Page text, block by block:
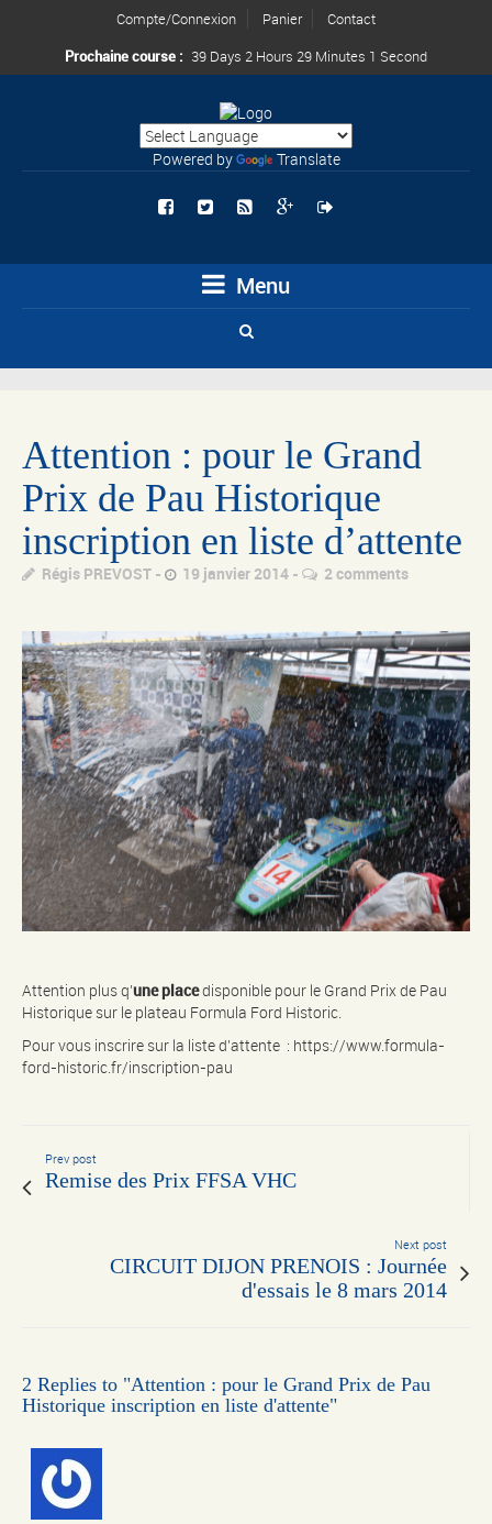
Compte/Connexion Panier
Contact
Prochaine course : 39 Days 2 Hours 29 Minutes 1 Second
Powered by Translate
Menu
Attention : pour le Grand
Prix de Pau Historique
inscription en liste d’attente
Régis PREVOST 19 janvier 2014 2 comments
Attention plus q’une placedisponible pour le Grand Prix de Pau
Historique sur le plateau Formula Ford Historic.
Pour vous inscrire sur la liste d’attente : https://www.formula-
ford-historic.fr/inscription-pau
Prev post
Remise des Prix FFSA VHC
Next post
CIRCUIT DIJON PRENOIS : Journée
d'essais le 8 mars 2014
2 Replies to "Attention : pour le Grand Prix de Pau
Historique inscription en liste d'attente"